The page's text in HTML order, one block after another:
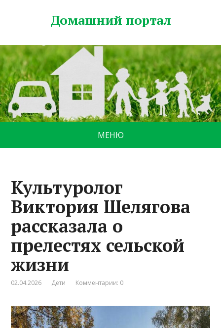
Домашний портал
МЕНЮ
Культуролог
Виктория Шелягова
рассказала о
прелестях сельской
жизни
02.04.2026 Дети Комментарии: 0